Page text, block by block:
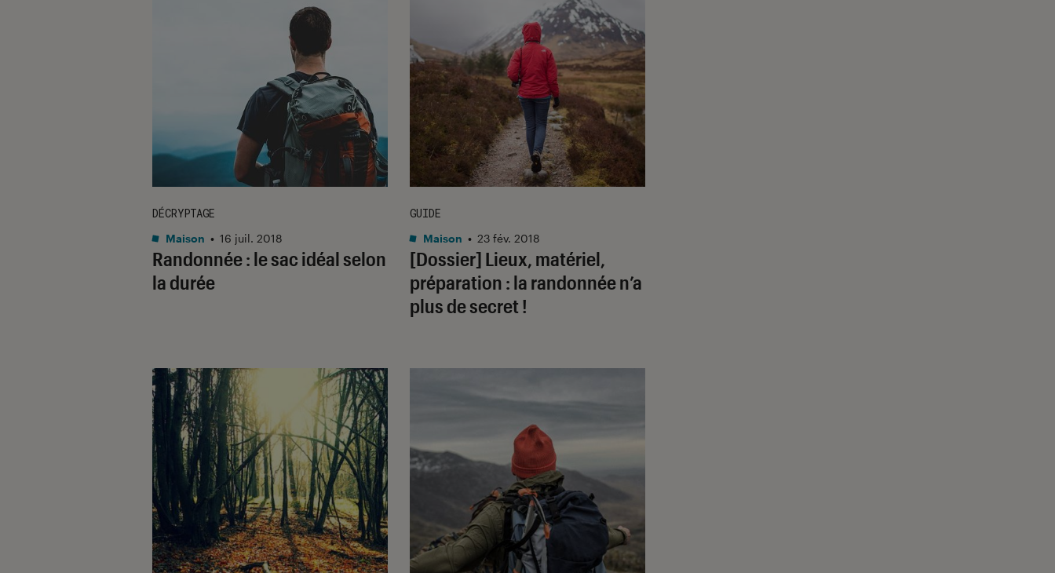
Randonnée : le sac idéal selon
la durée
DÉCRYPTAGE
Maison • 16 juil. 2018
[Dossier] Lieux, matériel,
préparation : la randonnée n’a
plus de secret !
GUIDE
Maison • 23 fév. 2018